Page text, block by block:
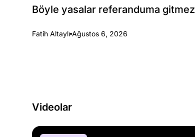
Böyle yasalar referanduma gitmez
Fatih Altaylı Ağustos 6, 2026
Videolar